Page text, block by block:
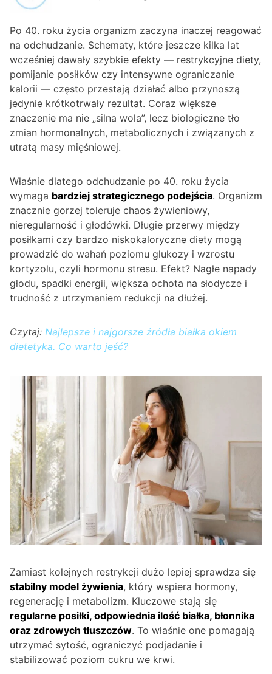
Po 40. roku życia organizm zaczyna inaczej reagować
na odchudzanie. Schematy, które jeszcze kilka lat
wcześniej dawały szybkie efekty — restrykcyjne diety,
pomijanie posiłków czy intensywne ograniczanie
kalorii — często przestają działać albo przynoszą
jedynie krótkotrwały rezultat. Coraz większe
znaczenie ma nie „silna wola”, lecz biologiczne tło
zmian hormonalnych, metabolicznych i związanych z
utratą masy mięśniowej.
Właśnie dlatego odchudzanie po 40. roku życia
wymaga bardziej strategicznego podejścia. Organizm
znacznie gorzej toleruje chaos żywieniowy,
nieregularność i głodówki. Długie przerwy między
posiłkami czy bardzo niskokaloryczne diety mogą
prowadzić do wahań poziomu glukozy i wzrostu
kortyzolu, czyli hormonu stresu. Efekt? Nagłe napady
głodu, spadki energii, większa ochota na słodycze i
trudność z utrzymaniem redukcji na dłużej.
Czytaj: Najlepsze i najgorsze źródła białka okiem
dietetyka. Co warto jeść?
Zamiast kolejnych restrykcji dużo lepiej sprawdza się
stabilny model żywienia, który wspiera hormony,
regenerację i metabolizm. Kluczowe stają się
regularne posiłki, odpowiednia ilość białka, błonnika
oraz zdrowych tłuszczów. To właśnie one pomagają
utrzymać sytość, ograniczyć podjadanie i
stabilizować poziom cukru we krwi.